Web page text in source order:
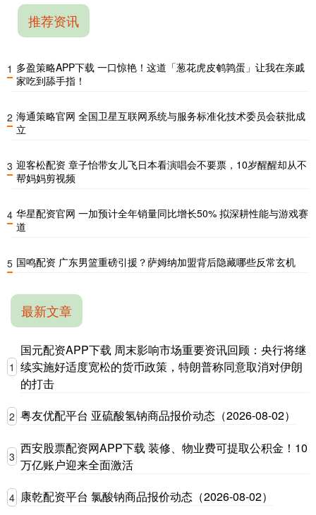
推荐资讯
1 多盈策略APP下载 一口惊艳！这道「葱花虎皮鹌鹑蛋」让我在亲戚
家吃到舔手指！
2 海通策略官网 全国卫星互联网系统与服务标准化技术委员会获批成
立
3 迎客松配资 章子怡带女儿飞日本看演唱会不要票，10岁醒醒却从不
帮妈妈剪视频
4 华星配资官网 一加预计全年销量同比增长50% 拟深耕性能与游戏赛
道
5 国鸣配资 广东男篮重磅引援？萨姆纳加盟背后隐藏哪些反常玄机
最新文章
1
国元配资APP下载 周末影响市场重要资讯回顾：央行将继
续实施好适度宽松的货币政策，特朗普称同意取消对伊朗
的打击
2 粤友优配平台 亚硫酸氢钠商品报价动态（2026-08-02）
3
西安股票配资网APP下载 装修、物业费可提取公积金！10
万亿账户迎来全面激活
4 康乾配资平台 氯酸钠商品报价动态（2026-08-02）